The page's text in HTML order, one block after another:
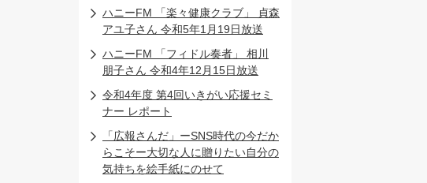
ハニーFM 「楽々健康クラブ」 貞森
アユ子さん 令和5年1月19日放送
ハニーFM 「フィドル奏者」 相川
朋子さん 令和4年12月15日放送
令和4年度 第4回いきがい応援セミ
ナー レポート
「広報さんだ」ーSNS時代の今だか
らこそー大切な人に贈りたい自分の
気持ちを絵手紙にのせて